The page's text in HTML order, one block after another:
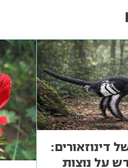
דינוזאורים:
על נוצות